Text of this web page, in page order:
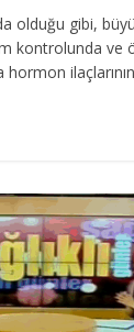
olduğu gibi,
kontrolunda ve
ilaçlarının